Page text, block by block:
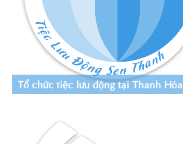
Tổ chức tiệc lưu động tại Thanh Hóa